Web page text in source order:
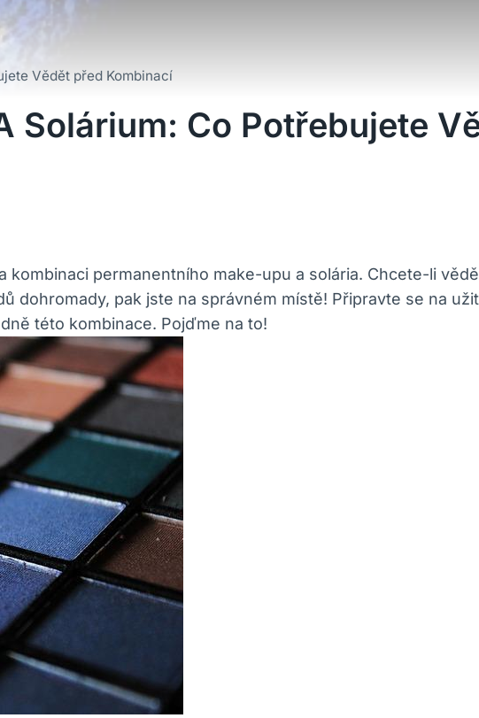
Vědět před Kombinací
Solárium: Co Potřebujete
kombinaci permanentního make-upu a solária. Chcete-li
dohromady, pak jste na správném místě! Připravte se na
této kombinace. Pojďme na to!